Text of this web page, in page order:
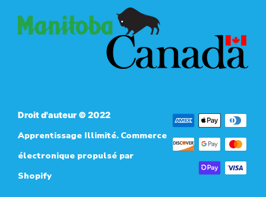
Droit d'auteur © 2022
Apprentissage Illimité. Commerce
électronique propulsé par
Shopify
Payment
methods
accepted